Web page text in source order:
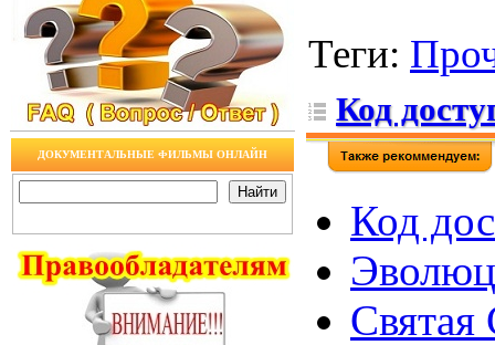
ДОКУМЕНТАЛЬНЫЕ ФИЛЬМЫ ОНЛАЙН
Теги:
Код
Код